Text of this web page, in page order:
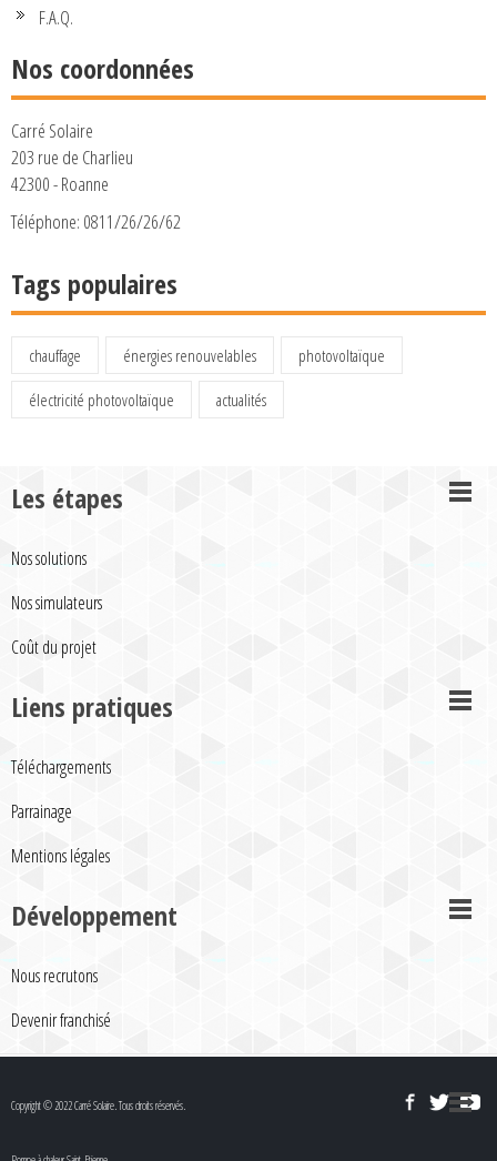
F.A.Q.
Nos coordonnées
Carré Solaire
203 rue de Charlieu
42300 - Roanne
Téléphone: 0811/26/26/62
Tags populaires
chauffage énergies renouvelables
photovoltaïque
électricité photovoltaïque
actualités
Les étapes
Nos solutions
Nos simulateurs
Coût du projet
Liens pratiques
Téléchargements
Parrainage
Mentions légales
Développement
Nous recrutons
Devenir franchisé
Copyright © 2022 Carré Solaire. Tous droits réservés.